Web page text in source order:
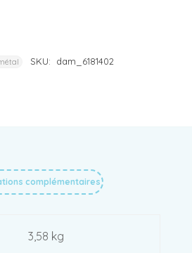
SKU: dam_6181402
complémentaires
3,58 kg